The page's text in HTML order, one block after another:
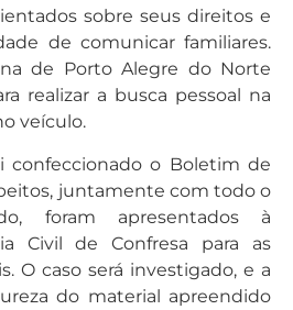
sobre seus direitos e
de comunicar familiares.
de Porto Alegre do Norte
realizar a busca pessoal na
veículo.
confeccionado o Boletim de
juntamente com todo o
foram apresentados à
Civil de Confresa para as
O caso será investigado, e a
do material apreendido